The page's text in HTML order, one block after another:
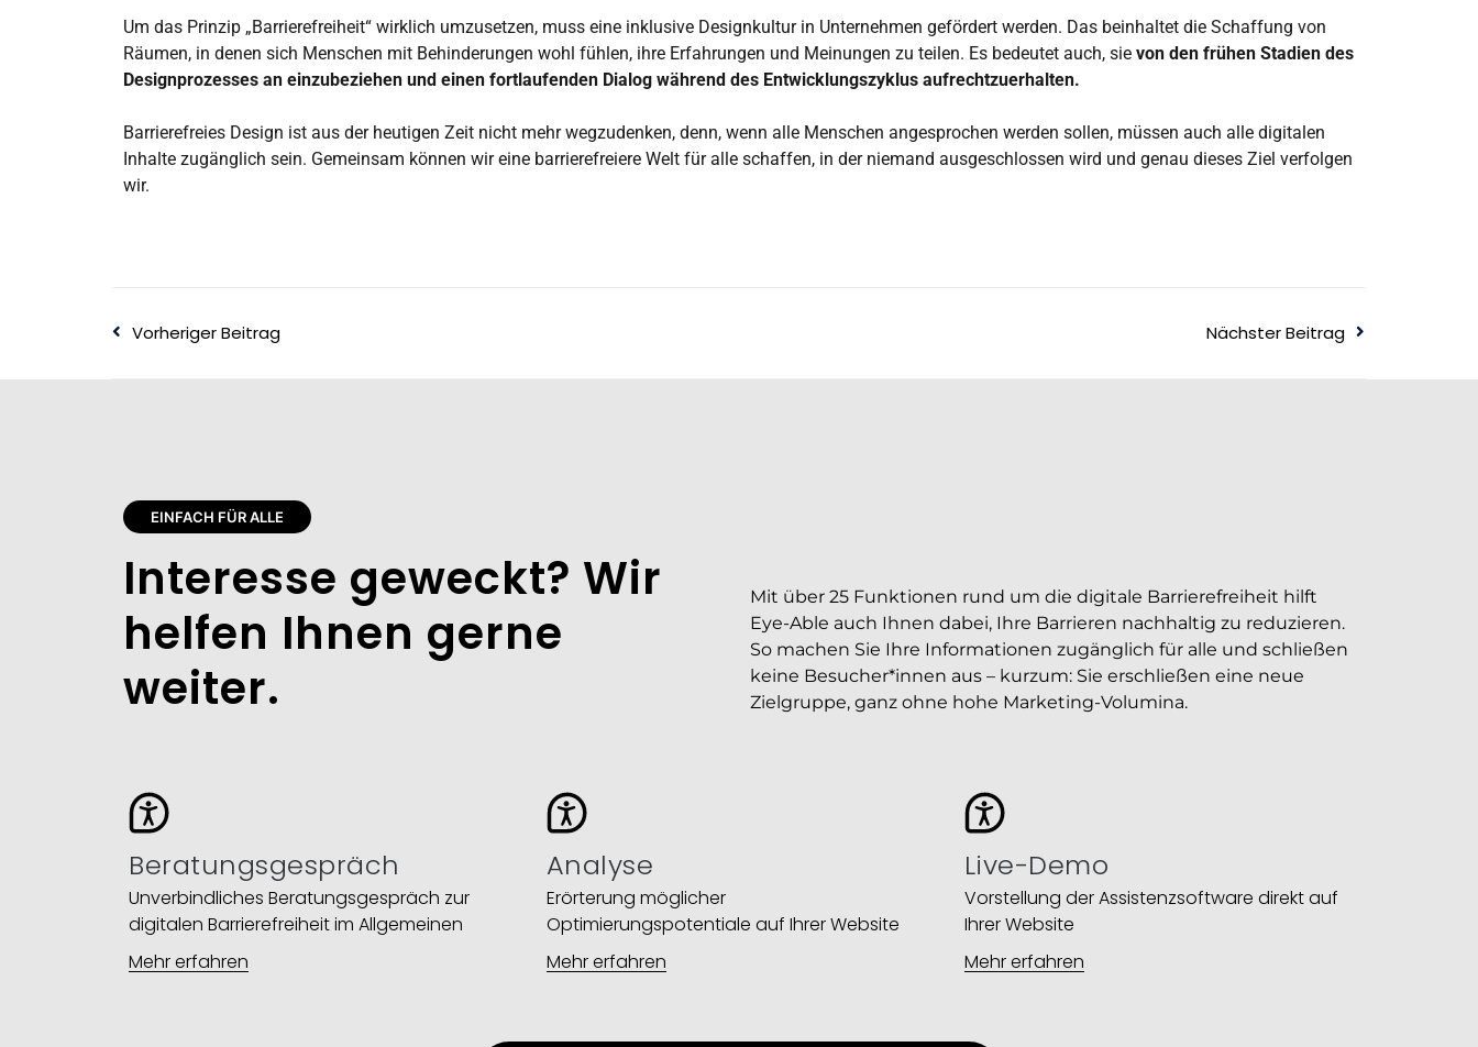
Um das Prinzip „Barrierefreiheit“ wirklich umzusetzen, muss eine inklusive Designkultur in Unternehmen gefördert werden. Das beinhaltet die Schaffung von
Räumen, in denen sich Menschen mit Behinderungen wohl fühlen, ihre Erfahrungen und Meinungen zu teilen. Es bedeutet auch, sie von den frühen Stadien des
Designprozesses an einzubeziehen und einen fortlaufenden Dialog während des Entwicklungszyklus aufrechtzuerhalten.
Barrierefreies Design ist aus der heutigen Zeit nicht mehr wegzudenken, denn, wenn alle Menschen angesprochen werden sollen, müssen auch alle digitalen
Inhalte zugänglich sein. Gemeinsam können wir eine barrierefreiere Welt für alle schaffen, in der niemand ausgeschlossen wird und genau dieses Ziel verfolgen
wir.
Vorheriger Beitrag Nächster Beitrag
EINFACH FÜR ALLE
Interesse geweckt? Wir
helfen Ihnen gerne
weiter.​
Mit über 25 Funktionen rund um die digitale Barrierefreiheit hilft
Eye-Able auch Ihnen dabei, Ihre Barrieren nachhaltig zu reduzieren.
So machen Sie Ihre Informationen zugänglich für alle und schließen
keine Besucher*innen aus – kurzum: Sie erschließen eine neue
Zielgruppe, ganz ohne hohe Marketing-Volumina.
Beratungsgespräch
Unverbindliches Beratungsgespräch zur
digitalen Barrierefreiheit im Allgemeinen
Mehr erfahren
Analyse
Erörterung möglicher
Optimierungspotentiale auf Ihrer Website​
Mehr erfahren
Live-Demo
Vorstellung der Assistenzsoftware direkt auf
Ihrer Website​
Mehr erfahren